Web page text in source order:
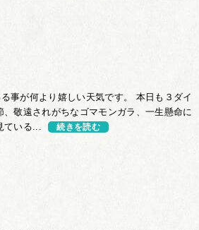
事が何より嬉しい天気です。 本日も３ダイ
敬遠されがちなゴマモンガラ、一生懸命に
いる...
続きを読む